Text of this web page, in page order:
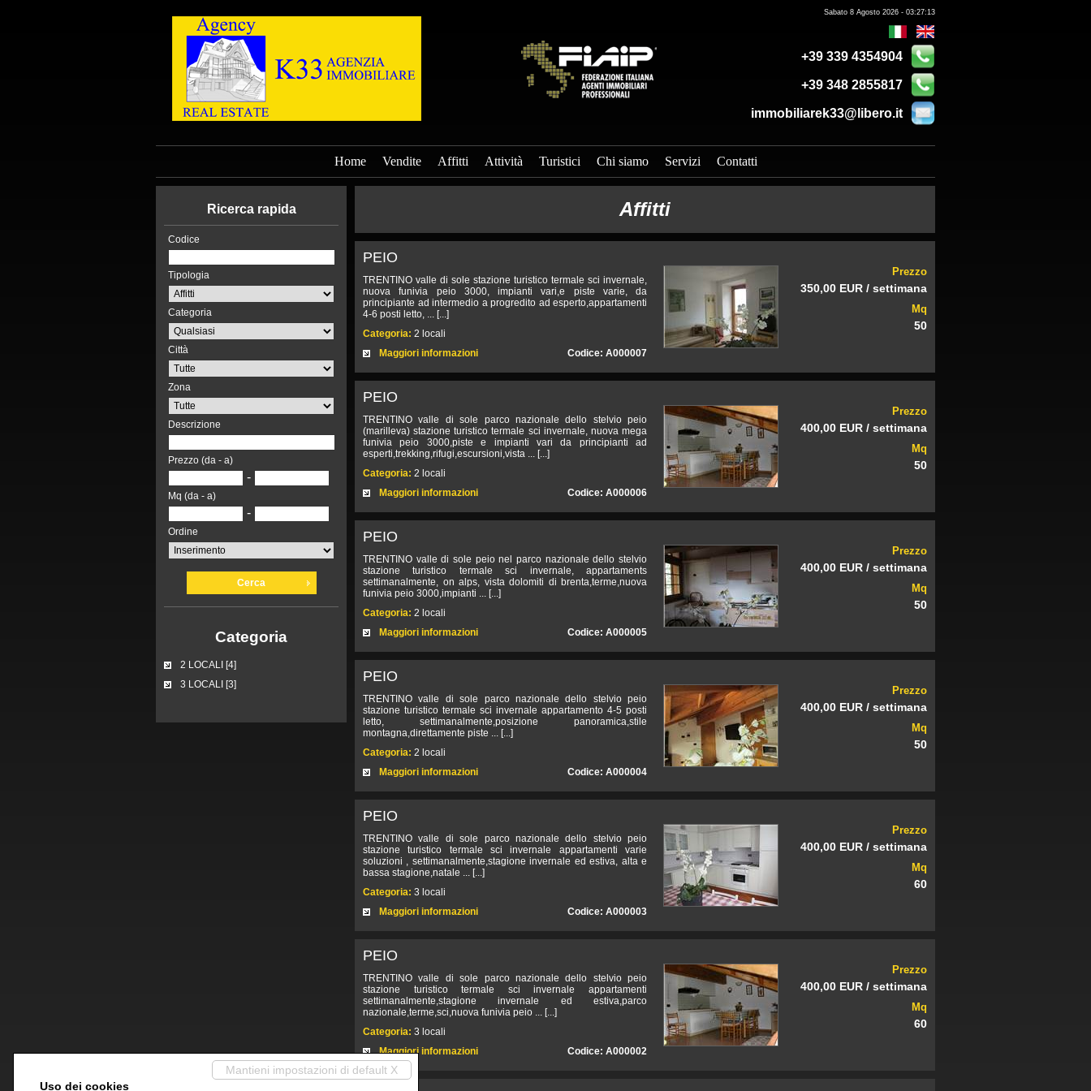
Sabato 8 Agosto 2026 - 03:27:13
+39 339 4354904
+39 348 2855817
immobiliarek33@libero.it
Home Vendite Affitti Attività Turistici Chi siamo Servizi Contatti
Ricerca rapida
Codice
Tipologia
Categoria
Città
Zona
Descrizione
Prezzo (da - a)
-
Mq (da - a)
-
Ordine
Cerca
Categoria
2 LOCALI [4]
3 LOCALI [3]
Affitti
PEIO
TRENTINO valle di sole stazione turistico termale sci invernale,
nuova funivia peio 3000, impianti vari,e piste varie, da
principiante ad intermedio a progredito ad esperto,appartamenti
4-6 posti letto, ... [...]
Categoria: 2 locali
Maggiori informazioni
Codice: A000007
Prezzo
350,00 EUR / settimana
Mq
50
PEIO
TRENTINO valle di sole parco nazionale dello stelvio peio
(marilleva) stazione turistico termale sci invernale, nuova mega
funivia peio 3000,piste e impianti vari da principianti ad
esperti,trekking,rifugi,escursioni,vista ... [...]
Categoria: 2 locali
Maggiori informazioni
Codice: A000006
Prezzo
400,00 EUR / settimana
Mq
50
PEIO
TRENTINO valle di sole peio nel parco nazionale dello stelvio
stazione turistico termale sci invernale, appartaments
settimanalmente, on alps, vista dolomiti di brenta,terme,nuova
funivia peio 3000,impianti ... [...]
Categoria: 2 locali
Maggiori informazioni
Codice: A000005
Prezzo
400,00 EUR / settimana
Mq
50
PEIO
TRENTINO valle di sole parco nazionale dello stelvio peio
stazione turistico termale sci invernale appartamento 4-5 posti
letto, settimanalmente,posizione panoramica,stile
montagna,direttamente piste ... [...]
Categoria: 2 locali
Maggiori informazioni
Codice: A000004
Prezzo
400,00 EUR / settimana
Mq
50
PEIO
TRENTINO valle di sole parco nazionale dello stelvio peio
stazione turistico termale sci invernale appartamenti varie
soluzioni , settimanalmente,stagione invernale ed estiva, alta e
bassa stagione,natale ... [...]
Categoria: 3 locali
Maggiori informazioni
Codice: A000003
Prezzo
400,00 EUR / settimana
Mq
60
PEIO
TRENTINO valle di sole parco nazionale dello stelvio peio
stazione turistico termale sci invernale appartamenti
settimanalmente,stagione invernale ed estiva,parco
nazionale,terme,sci,nuova funivia peio ... [...]
Categoria: 3 locali
Maggiori informazioni
Codice: A000002
Prezzo
400,00 EUR / settimana
Mq
60
Mantieni impostazioni di default X
Uso dei cookies